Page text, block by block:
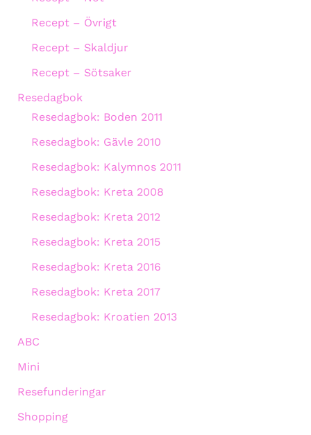
Recept – Övrigt
Recept – Skaldjur
Recept – Sötsaker
Resedagbok
Resedagbok: Boden 2011
Resedagbok: Gävle 2010
Resedagbok: Kalymnos 2011
Resedagbok: Kreta 2008
Resedagbok: Kreta 2012
Resedagbok: Kreta 2015
Resedagbok: Kreta 2016
Resedagbok: Kreta 2017
Resedagbok: Kroatien 2013
ABC
Mini
Resefunderingar
Shopping